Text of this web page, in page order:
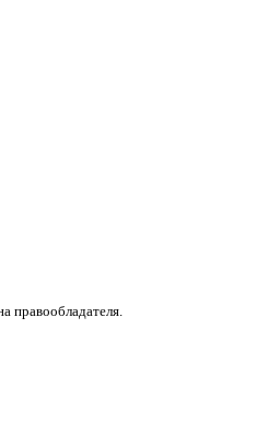
правообладателя.